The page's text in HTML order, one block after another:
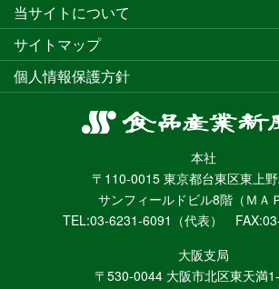
食
産
業
新
聞
社
ニ
本社
〒110-0015 東京都台東区東上
サンフィールドビル8階 （ＭＡ
TEL:03-6231-6091（代表）
大阪支局
〒530-0044 大阪市北区東天満
当サイトについて
サイトマップ
個人情報保護方針